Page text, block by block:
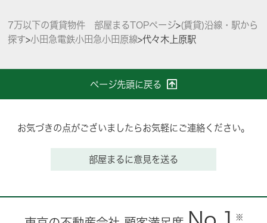
7万以下の賃貸物件 部屋まるTOPページ>(賃貸)沿線・駅から
探す>小田急電鉄小田急小田原線>代々木上原駅
ページ先頭に戻る
お気づきの点がございましたらお気軽にご連絡ください。
部屋まるに意見を送る
※